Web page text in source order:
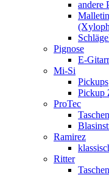
andere
Pignose
E-
Mi-Si
Pickups
Pickup
ProTec
Ramirez
Ritter